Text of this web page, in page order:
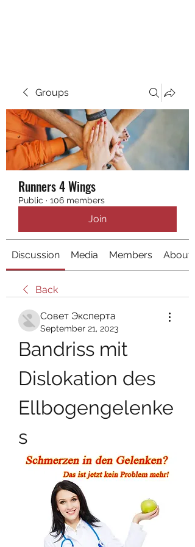
Groups
Runners 4 Wings
Public · 106 members
Join
Discussion Media Members About
Back
Совет Эксперта
September 21, 2023
Bandriss mit
Dislokation des
Ellbogengelenke
s